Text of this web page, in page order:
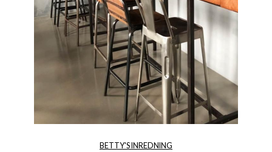
BETTY'S INREDNING